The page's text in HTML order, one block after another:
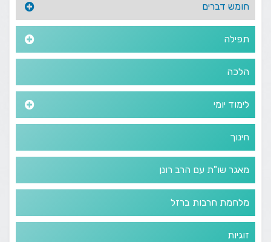
חומש דברים
תפילה
הלכה
לימוד יומי
חינוך
מאגר שו"ת עם הרב רונן
מלחמת חרבות ברזל
זוגיות